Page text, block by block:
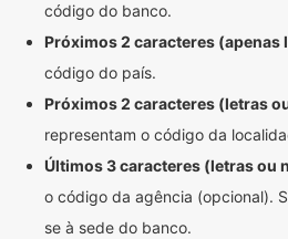
código do banco.
Próximos 2 caracteres (apenas
código do país.
Próximos 2 caracteres (letras
representam o código da
Últimos 3 caracteres (letras ou
o código da agência (opcional).
se à sede do banco.